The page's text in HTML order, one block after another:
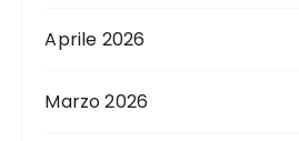
Aprile 2026
Marzo 2026